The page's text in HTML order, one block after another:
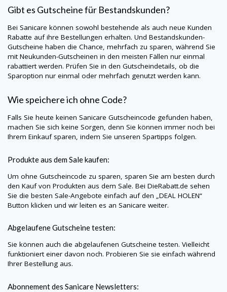
Gibt es Gutscheine für Bestandskunden?
Bei Sanicare können sowohl bestehende als auch neue Kunden
Rabatte auf ihre Bestellungen erhalten. Und Bestandskunden-
Gutscheine haben die Chance, mehrfach zu sparen, während Sie
mit Neukunden-Gutscheinen in den meisten Fällen nur einmal
rabattiert werden. Prüfen Sie in den Gutscheindetails, ob die
Sparoption nur einmal oder mehrfach genutzt werden kann.
Wie speichere ich ohne Code?
Falls Sie heute keinen Sanicare Gutscheincode gefunden haben,
machen Sie sich keine Sorgen, denn Sie können immer noch bei
Ihrem Einkauf sparen, indem Sie unseren Spartipps folgen.
Produkte aus dem Sale kaufen:
Um ohne Gutscheincode zu sparen, sparen Sie am besten durch
den Kauf von Produkten aus dem Sale. Bei DieRabatt.de sehen
Sie die besten Sale-Angebote einfach auf den „DEAL HOLEN“
Button klicken und wir leiten es an Sanicare weiter.
Abgelaufene Gutscheine testen:
Sie können auch die abgelaufenen Gutscheine testen. Vielleicht
funktioniert einer davon noch. Probieren Sie sie einfach während
Ihrer Bestellung aus.
Abonnement des Sanicare Newsletters: